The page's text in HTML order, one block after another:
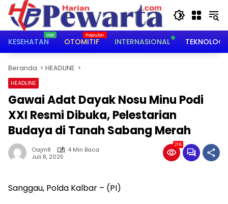
Langsung
konten
KESEHATAN
OTOMITIF INTERNASIONAL TEKNOLOGI
Beranda HEADLINE
HEADLINE
Gawai Adat Dayak Nosu Minu Podi
XXI Resmi Dibuka, Pelestarian
Budaya di Tanah Sabang Merah
Oajm8
4 Min Baca
Juli 8, 2025
216
Sanggau, Polda Kalbar – (PI)